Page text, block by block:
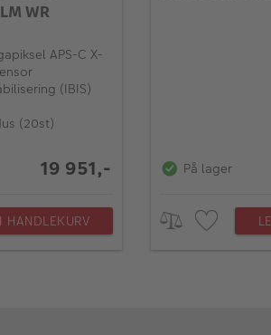
WR
APS-C X-
(IBIS)
(20st)
19 951,-
HANDLEKURV
På lager